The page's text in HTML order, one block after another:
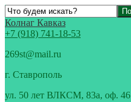
Колнаг Кавказ
+7 (918) 741-18-53
269st@mail.ru
г. Ставрополь
ул. 50 лет ВЛКСМ, 83а, оф. 46